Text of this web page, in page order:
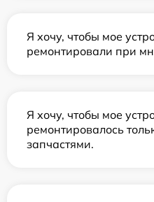
Я хочу, чтобы мое
ремонтировали при
Я хочу, чтобы мое
ремонтировалось
запчастями.